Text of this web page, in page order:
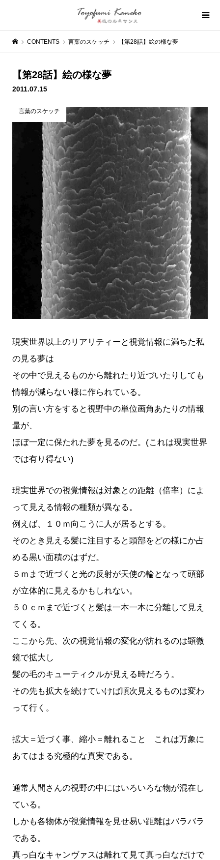
CONTENTS 言葉のスケッチ 【第28話】絵の様な夢
【第28話】絵の様な夢
2011.07.15
言葉のスケッチ
現実世界以上のリアリティーと視覚情報に満ちた私
の見る夢は
その中で見えるものから離れたり近づいたりしても
情報が減らない様に作られている。
別の言い方をすると視野中の単位画角あたりの情報
量が、
ほぼ一定に保たれた夢を見るのだ。(これは現実世界
では有り得ない)
現実世界での視覚情報は対象との距離（倍率）によ
って見える情報の種類が異なる。
例えば、１０ｍ向こうに人が居るとする。
そのとき見える髪に注目すると頭部をどの様にか占
める黒い面積のはずだ。
５ｍまで近づくと光の反射が天使の輪となって頭部
が立体的に見えるかもしれない。
５０ｃｍまで近づくと髪は一本一本に分離して見え
てくる。
ここから先、次の視覚情報の変化が訪れるのは顕微
鏡で拡大し
髪の毛のキューティクルが見える時だろう。
その先も拡大を続けていけば順次見えるものは変わ
って行く。
拡大＝近づく事、縮小＝離れること これは万象に
あてはまる究極的な真実である。
通常人間さんの視野の中にはいろいろな物が混在し
ている。
しかも各物体が視覚情報を見せ易い距離はバラバラ
である。
真っ白なキャンヴァスは離れて見て真っ白なだけで